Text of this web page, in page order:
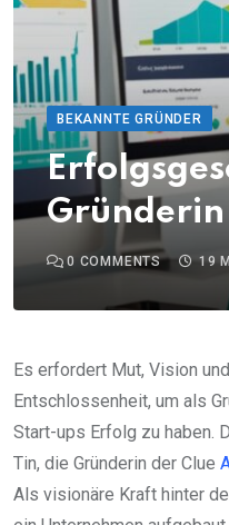
BEKANNTE GRÜNDER
0 COMMENTS 19
Es erfordert Mut, Vision
Entschlossenheit, um als
Start-ups Erfolg zu haben.
Tin, die Gründerin der Clue
Als visionäre Kraft hinter